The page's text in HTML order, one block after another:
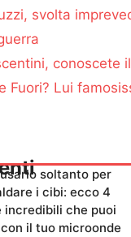
svolta
conoscete
Fuori? Lui
soltanto per
i cibi: ecco 4
incredibili che puoi
il tuo microonde